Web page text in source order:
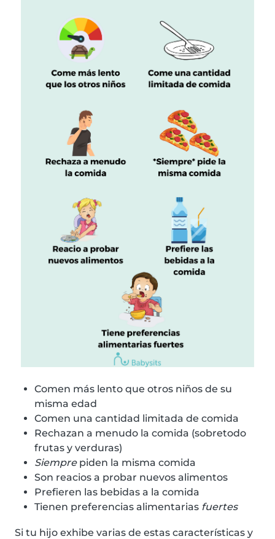
Comen más lento que otros niños de su
misma edad
Comen una cantidad limitada de comida
Rechazan a menudo la comida (sobretodo
frutas y verduras)
Siemprepiden la misma comida
Son reacios a probar nuevos alimentos
Prefieren las bebidas a la comida
Tienen preferencias alimentarias fuertes
Si tu hijo exhibe varias de estas características y